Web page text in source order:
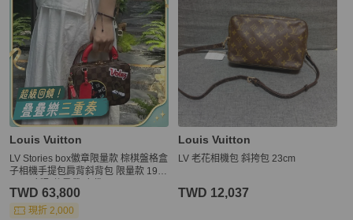
Louis Vuitton
LV Stories box徽章限量款 棕棋盤格盒
子相機手提包肩背斜背包 限量款 19×
TWD 63,800
現折 2,000
Louis Vuitton
LV 老花相機包 斜挎包 23cm
TWD 12,037